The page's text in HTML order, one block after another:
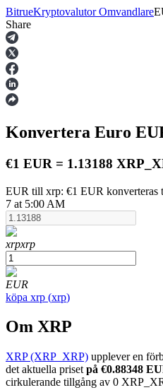
Terminer
USDT Futures
COIN-M Futures
BitrueKryptovalutor Omvandlare
Share
Konvertera Euro
€1 EUR = 1.13188
EUR till xrp: €1 EUR
7 at 5:00 AM
xrpxrp
EUR
köpa xrp (xrp)
Om XRP
XRP (XRP_XRP) upplever en
det aktuella priset på €0.88348
cirkulerande tillgång av 0